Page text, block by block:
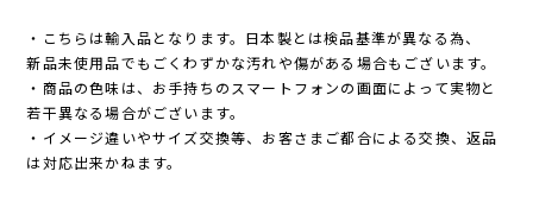
・こちらは輸入品となります。日本製とは検品基準が異なる為、
新品未使用品でもごくわずかな汚れや傷がある場合もございます。
・商品の色味は、お手持ちのスマートフォンの画面によって実物と
若干異なる場合がございます。
・イメージ違いやサイズ交換等、お客さまご都合による交換、返品
は対応出来かねます。